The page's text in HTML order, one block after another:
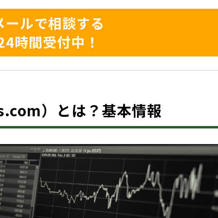
ールで相談する
時間受付中！
）とは？基本情報